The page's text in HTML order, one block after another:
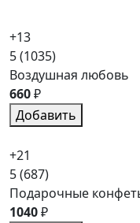
+13
5(1035)
Воздушная любовь
660₽
Добавить
+21
5(687)
Подарочные
1040₽